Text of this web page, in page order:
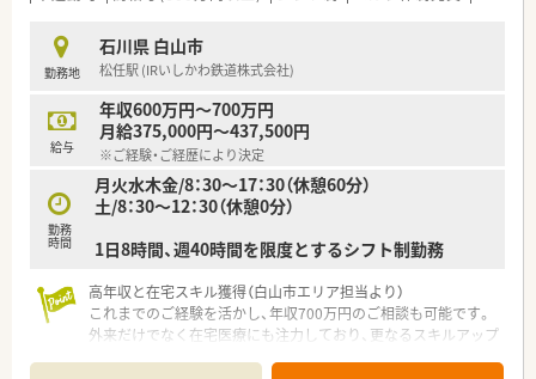
剤師としての価値を高めたい方に最適です。
■充実した福利厚生や休暇制度を重視し、仕事と私生活の調和を
大切にしたい方にぴったりの職場です。
【やりがい/おすすめポイント】
■非常に幅広い診療科の処方箋に触れることで、薬剤師として
日々知識を深められる環境が魅力です。
■歴史ある企業でありながら常に新しい挑戦を続けており、自身
のアイデアを形にできる面白さがあります。
身ともに余裕を持って働くことができます。
勤務地
石川県 白山市
松任駅 (IRいしかわ鉄道株式会社)
給与
年収600万円～700万円
月給375,000円～437,500円
※ご経験・ご経歴により決定
勤務
時間
月火水木金/8：30～17：30（休憩60分）
土/8：30～12：30（休憩0分）
1日8時間、週40時間を限度とするシフト制勤務
高年収と在宅スキル獲得（白山市エリア担当より）
これまでのご経験を活かし、年収700万円のご相談も可能です。
外来だけでなく在宅医療にも注力しており、更なるスキルアップ